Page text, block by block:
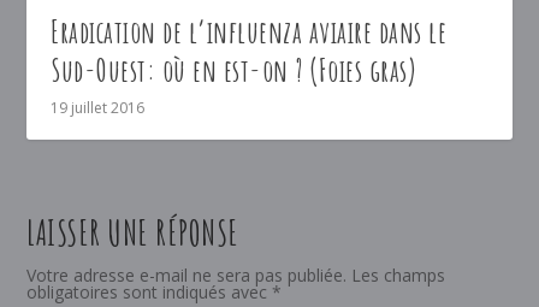
Eradication de l’influenza aviaire dans le
Sud-Ouest: où en est-on ? (Foies gras)
19 juillet 2016
LAISSER UNE RÉPONSE
Votre adresse e-mail ne sera pas publiée. Les champs
obligatoires sont indiqués avec *